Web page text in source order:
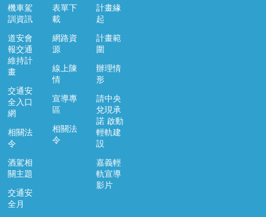
站
導
嘉
義
政
府
交
通
FB
資
訊
機車駕
訓資訊
道安會
報交通
維持計
畫
交通安
全入口
網
相關法
令
酒駕相
關主題
交通安
全月
表單下
載
網路資
源
線上陳
情
宣導專
區
相關法
令
計畫緣
起
計畫範
圍
辦理情
形
請中央
兌現承
諾 啟動
輕軌建
設
嘉義輕
軌宣導
影片